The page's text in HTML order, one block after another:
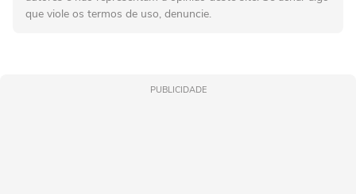
que viole os termos de uso, denuncie.
PUBLICIDADE